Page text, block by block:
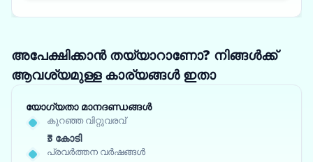
അപേക്ഷിക്കാൻ തയ്യാറാണോ? നിങ്ങൾക്ക്
ആവശ്യമുള്ള കാര്യങ്ങൾ ഇതാ
യോഗ്യതാ മാനദണ്ഡങ്ങൾ
കുറഞ്ഞ വിറ്റുവരവ്
₹3 കോടി
പ്രവർത്തന വർഷങ്ങൾ